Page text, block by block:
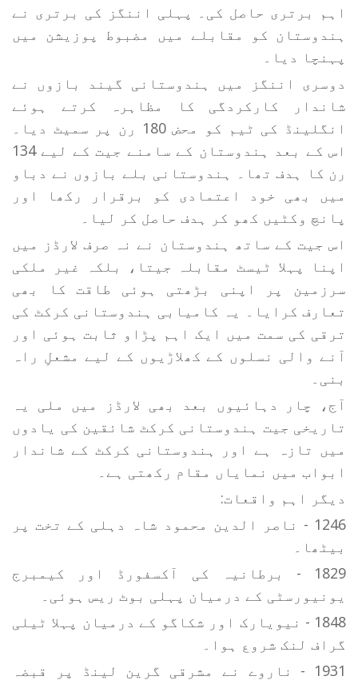
اہم برتری حاصل کی۔ پہلی اننگز کی برتری نے
ہندوستان کو مقابلے میں مضبوط پوزیشن میں
پہنچا دیا۔
دوسری اننگز میں ہندوستانی گیند بازوں نے
شاندار کارکردگی کا مظاہرہ کرتے ہوئے
انگلینڈ کی ٹیم کو محض 180 رن پر سمیٹ دیا۔
اس کے بعد ہندوستان کے سامنے جیت کے لیے 134
رن کا ہدف تھا۔ ہندوستانی بلے بازوں نے دباو
میں بھی خود اعتمادی کو برقرار رکھا اور
پانچ وکٹیں کھو کر ہدف حاصل کر لیا۔
اس جیت کے ساتھ ہندوستان نے نہ صرف لارڈز میں
اپنا پہلا ٹیسٹ مقابلہ جیتا، بلکہ غیر ملکی
سرزمین پر اپنی بڑھتی ہوئی طاقت کا بھی
تعارف کرایا۔ یہ کامیابی ہندوستانی کرکٹ کی
ترقی کی سمت میں ایک اہم پڑاو ثابت ہوئی اور
آنے والی نسلوں کے کھلاڑیوں کے لیے مشعلِ راہ
بنی۔
آج، چار دہائیوں بعد بھی لارڈز میں ملی یہ
تاریخی جیت ہندوستانی کرکٹ شائقین کی یادوں
میں تازہ ہے اور ہندوستانی کرکٹ کے شاندار
ابواب میں نمایاں مقام رکھتی ہے۔
دیگر اہم واقعات:
1246 - ناصر الدین محمود شاہ دہلی کے تخت پر
بیٹھا۔
1829 - برطانیہ کی آکسفورڈ اور کیمبرج
یونیورسٹی کے درمیان پہلی بوٹ ریس ہوئی۔
1848 - نیویارک اور شکاگو کے درمیان پہلا ٹیلی
گراف لنک شروع ہوا۔
1931 - ناروے نے مشرقی گرین لینڈ پر قبضہ